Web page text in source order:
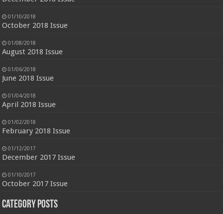
01/10/2018
October 2018 Issue
01/08/2018
August 2018 Issue
01/06/2018
June 2018 Issue
01/04/2018
April 2018 Issue
01/02/2018
February 2018 Issue
01/12/2017
December 2017 Issue
01/10/2017
October 2017 Issue
Category Posts